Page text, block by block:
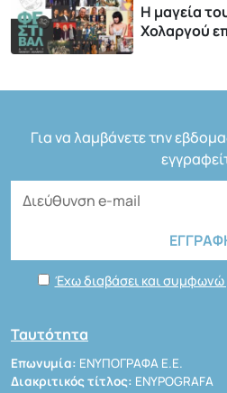
Η μαγεία
Χολαργού
Για να λαμβάνετε την
Έχω διαβάσει και
Ταυτότητα
Επωνυμία: ΕΝΥΠΟΓΡΑΦΑ Ε.Ε.
Διακριτικός τίτλος: ENYPOGRAFA